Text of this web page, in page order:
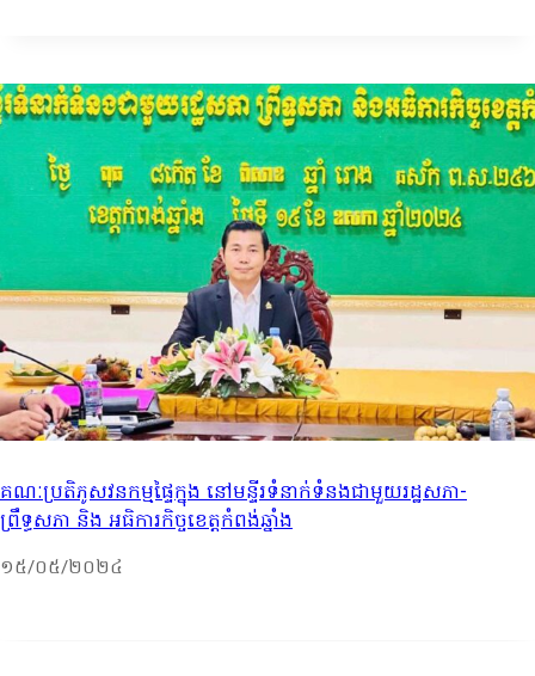
គណៈប្រតិភូសវនកម្មផ្ទៃក្នុង នៅមន្ទីរទំនាក់ទំនងជាមួយរដ្ឋសភា-
ព្រឹទ្ធសភា និង អធិការកិច្ចខេត្តកំពង់ឆ្នាំង
១៥/០៥/២០២៤